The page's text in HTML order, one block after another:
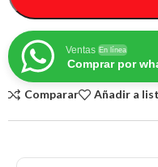
Ventas En línea
Comprar por
Comparar Añadir a